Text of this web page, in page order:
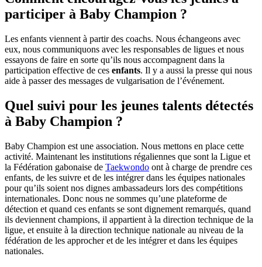
participer à Baby Champion ?
Les enfants viennent à partir des coachs. Nous échangeons avec
eux, nous communiquons avec les responsables de ligues et nous
essayons de faire en sorte qu’ils nous accompagnent dans la
participation effective de ces enfants. Il y a aussi la presse qui nous
aide à passer des messages de vulgarisation de l’événement.
Quel suivi pour les jeunes talents détectés
à Baby Champion ?
Baby Champion est une association. Nous mettons en place cette
activité. Maintenant les institutions régaliennes que sont la Ligue et
la Fédération gabonaise de Taekwondo ont à charge de prendre ces
enfants, de les suivre et de les intégrer dans les équipes nationales
pour qu’ils soient nos dignes ambassadeurs lors des compétitions
internationales. Donc nous ne sommes qu’une plateforme de
détection et quand ces enfants se sont dignement remarqués, quand
ils deviennent champions, il appartient à la direction technique de la
ligue, et ensuite à la direction technique nationale au niveau de la
fédération de les approcher et de les intégrer et dans les équipes
nationales.